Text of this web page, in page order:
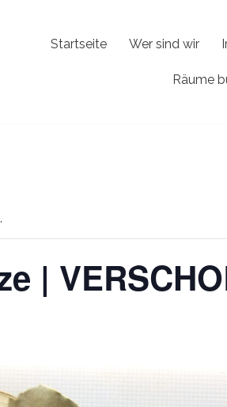
Startseite Wer sind wir
Räume
|